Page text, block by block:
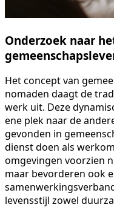
Onderzoek naar
Het concept van
nomaden daagt de
werk uit. Deze
ene plek naar de
gevonden in
dienst doen als
omgevingen voorzien
maar bevorderen ook
levensstijl zowel